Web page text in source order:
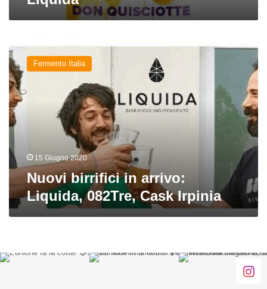
birrifici
in
arrivo:
Liquida,
082Tre,
Cask
Irpinia
Fermento Italia
15 Giugno 2020
Nuovi birrifici in arrivo:
Liquida, 082Tre, Cask Irpinia